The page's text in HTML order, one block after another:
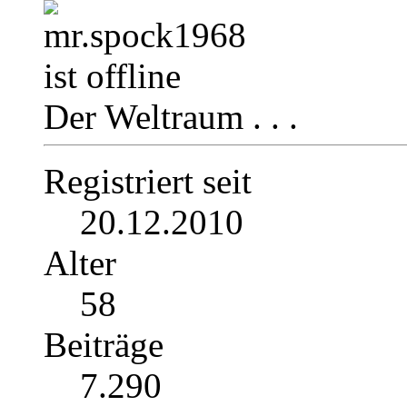
Der Weltraum . . .
Registriert seit
20.12.2010
Alter
58
Beiträge
7.290